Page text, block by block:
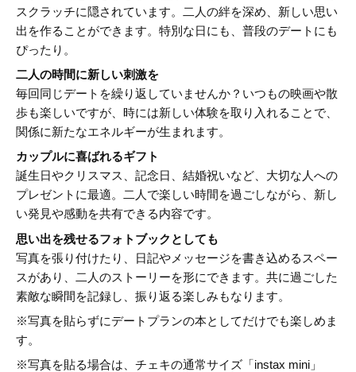
スクラッチに隠されています。二人の絆を深め、新しい思い
出を作ることができます。特別な日にも、普段のデートにも
ぴったり。
二人の時間に新しい刺激を
毎回同じデートを繰り返していませんか？いつもの映画や散
歩も楽しいですが、時には新しい体験を取り入れることで、
関係に新たなエネルギーが生まれます。
カップルに喜ばれるギフト
誕生日やクリスマス、記念日、結婚祝いなど、大切な人への
プレゼントに最適。二人で楽しい時間を過ごしながら、新し
い発見や感動を共有できる内容です。
思い出を残せるフォトブックとしても
写真を張り付けたり、日記やメッセージを書き込めるスペー
スがあり、二人のストーリーを形にできます。共に過ごした
素敵な瞬間を記録し、振り返る楽しみもなります。
※写真を貼らずにデートプランの本としてだけでも楽しめま
す。
※写真を貼る場合は、チェキの通常サイズ「instax mini」